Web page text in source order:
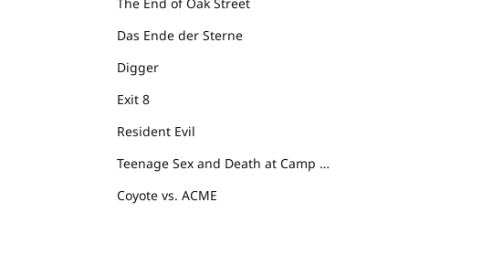
Das Ende der Sterne
Digger
Exit 8
Resident Evil
Teenage Sex and Death at Camp Miasma
Coyote vs. ACME